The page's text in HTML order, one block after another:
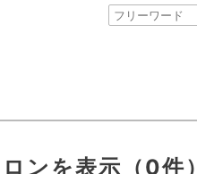
ン を表示 （0件）